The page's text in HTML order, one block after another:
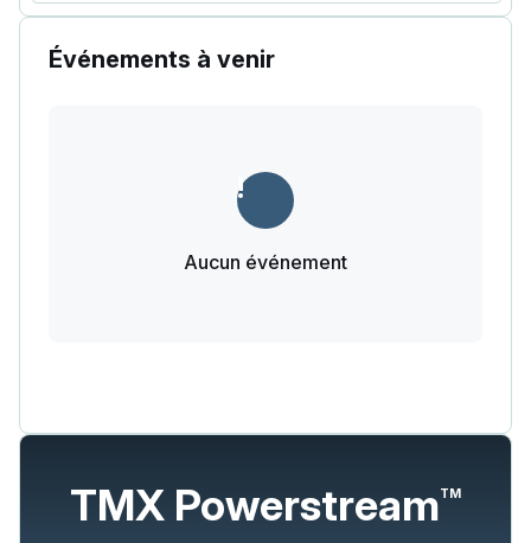
Événements à venir
Aucun événement
TMX PowerstreamTM